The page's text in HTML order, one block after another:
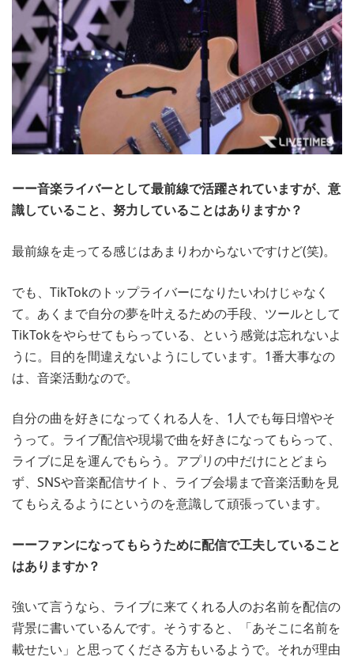
ーー音楽ライバーとして最前線で活躍されていますが、意
識していること、努力していることはありますか？
最前線を走ってる感じはあまりわからないですけど(笑)。
でも、TikTokのトップライバーになりたいわけじゃなく
て。あくまで自分の夢を叶えるための手段、ツールとして
TikTokをやらせてもらっている、という感覚は忘れないよ
うに。目的を間違えないようにしています。1番大事なの
は、音楽活動なので。
自分の曲を好きになってくれる人を、1人でも毎日増やそ
うって。ライブ配信や現場で曲を好きになってもらって、
ライブに足を運んでもらう。アプリの中だけにとどまら
ず、SNSや音楽配信サイト、ライブ会場まで音楽活動を見
てもらえるようにというのを意識して頑張っています。
ーーファンになってもらうために配信で工夫していること
はありますか？
強いて言うなら、ライブに来てくれる人のお名前を配信の
背景に書いているんです。そうすると、「あそこに名前を
載せたい」と思ってくださる方もいるようで。それが理由